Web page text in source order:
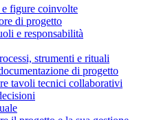
figure coinvolte
di progetto
e responsabilità
strumenti e rituali
di progetto
tavoli tecnici collaborativi